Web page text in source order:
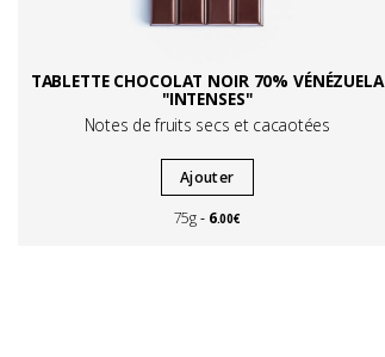
TABLETTE CHOCOLAT NOIR 70% VÉNÉZUELA
"INTENSES"
Notes de fruits secs et cacaotées
Ajouter
75g
6.00€